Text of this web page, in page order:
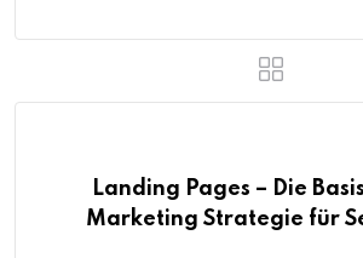
Landing Pages – Die
Marketing Strategie für